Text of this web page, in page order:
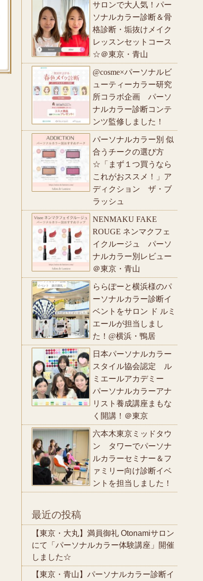
サロンで大人気！パー
ソナルカラー診断＆骨
格診断・垢抜けメイク
レッスンセットコース
☆＠東京・青山
@cosme×パーソナルビ
ューティーカラー研究
所コラボ企画 パーソ
ナルカラー診断コンテ
ンツ監修しました！
パーソナルカラー別 似
合うチークの選び方
☆「まず１つ買うなら
これがおススメ！」ア
ディクション ザ・ブ
ラッシュ
NENMAKU FAKE
ROUGE ネンマクフェ
イクルージュ パーソ
ナルカラー別レビュー
＠東京・青山
ららぽーと横浜様のパ
ーソナルカラー診断イ
ベントをサロン ド ルミ
エールが担当しまし
た！@横浜・鴨居
日本パーソナルカラー
スタイル協会認定 ル
ミエールアカデミー
パーソナルカラーアナ
リスト養成講座まもな
く開講！＠東京
六本木東京ミッドタウ
ン タワーでパーソナ
ルカラーセミナー＆フ
ァミリー向け診断イベ
ントを担当しました！
最近の投稿
【東京・大丸】満員御礼 Otonamiサロン
にて「パーソナルカラー体験講座」開催
しました☆
【東京・青山】パーソナルカラー診断イ